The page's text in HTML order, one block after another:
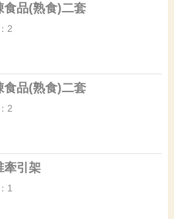
食品(熟食)二套
2
食品(熟食)二套
2
牽引架
1